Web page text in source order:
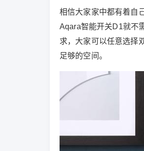
相信大家家中都有着自
Aqara智能开关D1就不
求，大家可以任意选择
足够的空间。